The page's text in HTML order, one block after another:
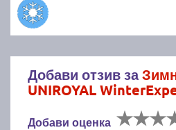
Добави отзив за
UNIROYAL
Добави оценка